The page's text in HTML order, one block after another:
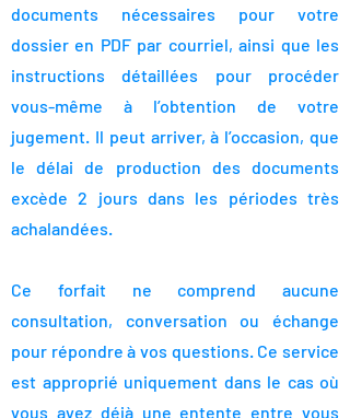
documents nécessaires pour votre
dossier en PDF par courriel, ainsi que les
instructions détaillées pour procéder
vous-même à l’obtention de votre
jugement. Il peut arriver, à l’occasion, que
le délai de production des documents
excède 2 jours dans les périodes très
achalandées.
Ce forfait ne comprend aucune
consultation, conversation ou échange
pour répondre à vos questions. Ce service
est approprié uniquement dans le cas où
vous avez déjà une entente entre vous